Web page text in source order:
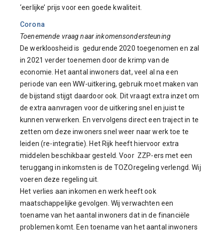
‘eerlijke’ prijs voor een goede kwaliteit.
Corona
Toenemende vraag naar inkomensondersteuning
De werkloosheid is gedurende 2020 toegenomen en zal
in 2021 verder toenemen door de krimp van de
economie. Het aantal inwoners dat, veel al na een
periode van een WW-uitkering, gebruik moet maken van
de bijstand stijgt daardoor ook. Dit vraagt extra inzet om
de extra aanvragen voor de uitkering snel en juist te
kunnen verwerken. En vervolgens direct een traject in te
zetten om deze inwoners snel weer naar werk toe te
leiden (re-integratie). Het Rijk heeft hiervoor extra
middelen beschikbaar gesteld. Voor ZZP-ers met een
teruggang in inkomsten is de TOZOregeling verlengd. Wij
voeren deze regeling uit.
Het verlies aan inkomen en werk heeft ook
maatschappelijke gevolgen. Wij verwachten een
toename van het aantal inwoners dat in de financiële
problemen komt. Een toename van het aantal inwoners